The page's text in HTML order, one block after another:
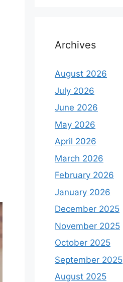
Archives
August 2026
July 2026
June 2026
May 2026
April 2026
March 2026
February 2026
January 2026
December 2025
November 2025
October 2025
September 2025
August 2025